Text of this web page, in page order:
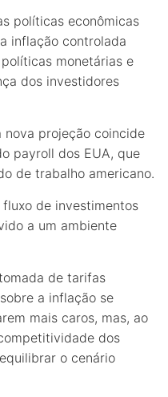
políticas econômicas
inflação controlada
monetárias e
dos investidores
nova projeção coincide
payroll dos EUA, que
de trabalho americano.
de investimentos
a um ambiente
de tarifas
a inflação se
mais caros, mas, ao
dos
o cenário